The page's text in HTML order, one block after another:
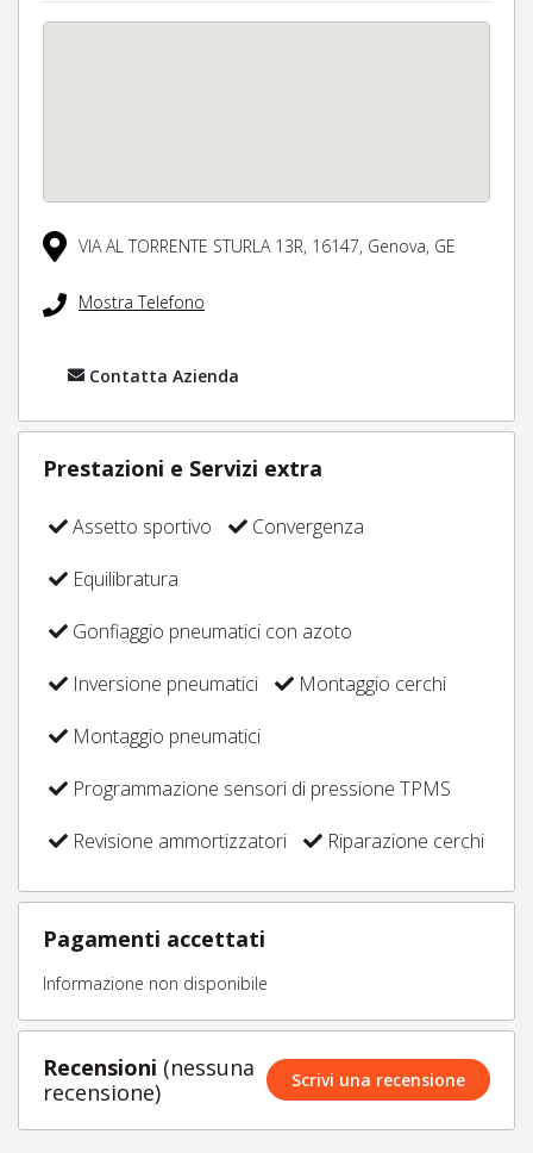
VIA AL TORRENTE STURLA 13R, 16147, Genova, GE
Mostra Telefono
Contatta Azienda
Prestazioni e Servizi extra
Assetto sportivo
Convergenza
Equilibratura
Gonfiaggio pneumatici con azoto
Inversione pneumatici
Montaggio cerchi
Montaggio pneumatici
Programmazione sensori di pressione TPMS
Revisione ammortizzatori
Riparazione cerchi
Pagamenti accettati
Informazione non disponibile
Recensioni (nessuna
recensione)
Scrivi una recensione